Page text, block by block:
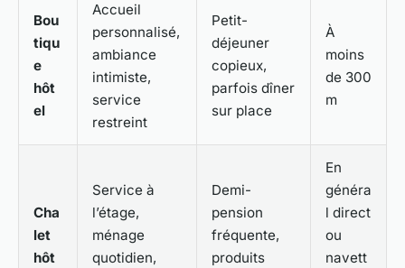
Bou
tiqu
e
hôt
el
Accueil
personnalisé,
ambiance
intimiste,
service
restreint
Petit-
déjeuner
copieux,
parfois dîner
sur place
À
moins
de 300
m
Cha
let
hôt
Service à
l’étage,
ménage
quotidien,
Demi-
pension
fréquente,
produits
En
généra
l direct
ou
navett